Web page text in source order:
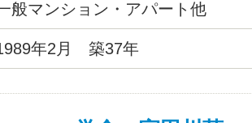
般マンション・アパート他
年2月 築37年